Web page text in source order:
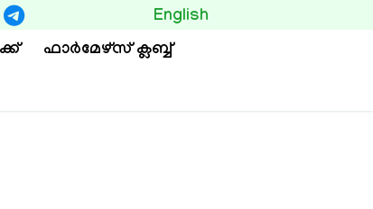
ഫാര്‍മേഴ്സ് ക്ലബ്ബ്
English